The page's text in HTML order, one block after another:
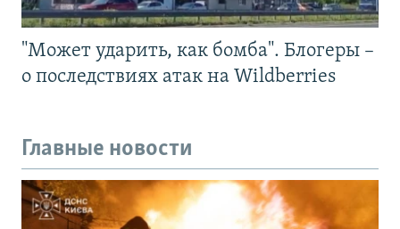
"Может ударить, как бомба". Блогеры –
о последствиях атак на Wildberries
Главные новости